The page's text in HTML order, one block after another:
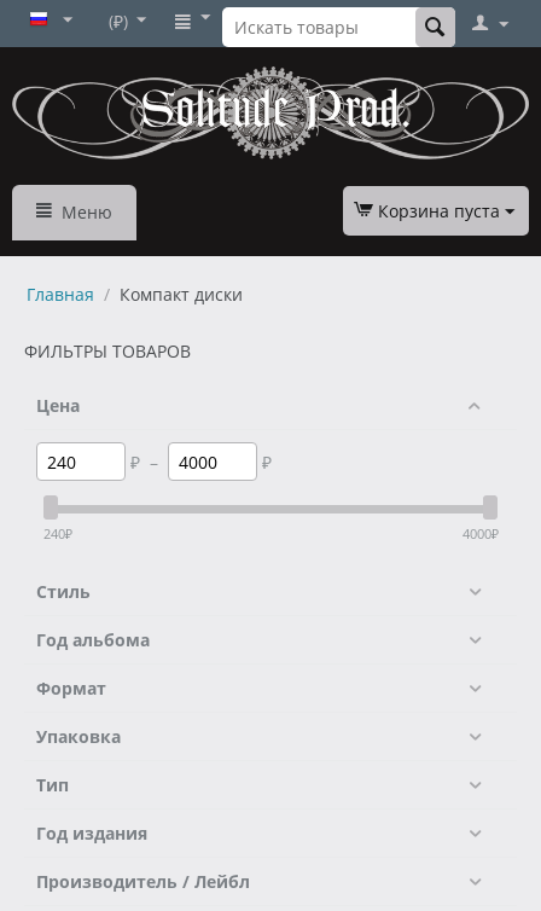
(₽)
Меню Корзина пуста
Главная / Компакт диски
ФИЛЬТРЫ ТОВАРОВ
Цена
₽ – ₽
240₽ 4000₽
Стиль
Год альбома
Формат
Упаковка
Тип
Год издания
Производитель / Лейбл